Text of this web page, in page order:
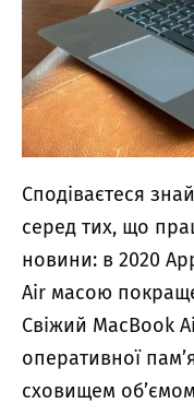
Сподіваєтеся
серед тих, що
новини: в 2020
Air масою
Свіжий MacBook
оперативної
сховищем